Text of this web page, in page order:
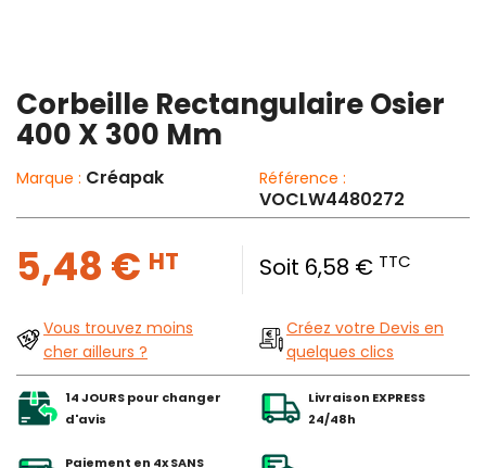
Corbeille Rectangulaire Osier
400 X 300 Mm
Marque : Créapak Référence :
VOCLW4480272
5,48 € HT Soit 6,58 € TTC
Vous trouvez moins
cher ailleurs ?
Créez votre Devis en
quelques clics
14 JOURS pour changer
d'avis
Livraison EXPRESS
24/48h
Paiement en 4x SANS